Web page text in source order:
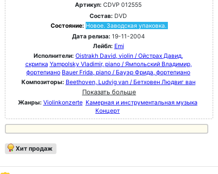
Артикул: CDVP 012555
Состав: DVD
Состояние: Новое. Заводская упаковка.
Дата релиза: 19-11-2004
Лейбл: Emi
Исполнители: Oistrakh David, violin / Ойстрах Давид,
скрипка Yampolsky Vladimir, piano / Ямпольский Владимир,
фортепиано Bauer Frida, piano / Бауэр Фрида, фортепиано
Композиторы: Beethoven, Ludvig van / Бетховен Людвиг ван
Показать больше
Жанры: Violinkonzerte Камерная и инструментальная музыка
Концерт
Хит продаж